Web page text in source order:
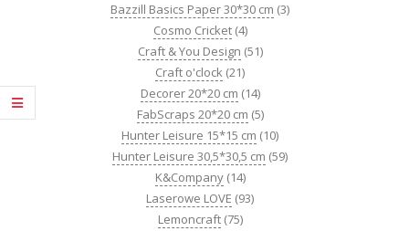
Bazzill Basics Paper 30*30 cm (3)
Cosmo Cricket (4)
Craft & You Design (51)
Craft o'clock (21)
Decorer 20*20 cm (14)
FabScraps 20*20 cm (5)
Hunter Leisure 15*15 cm (10)
Hunter Leisure 30,5*30,5 cm (59)
K&Company (14)
Laserowe LOVE (93)
Lemoncraft (75)